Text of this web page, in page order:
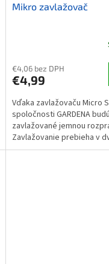
Mikro zavlažovač
€4,06 bez DPH
€4,99
Vďaka zavlažovaču Micro
spoločnosti GARDENA
zavlažované jemnou
Zavlažovanie prebieha v
je ideálne na efektívne...